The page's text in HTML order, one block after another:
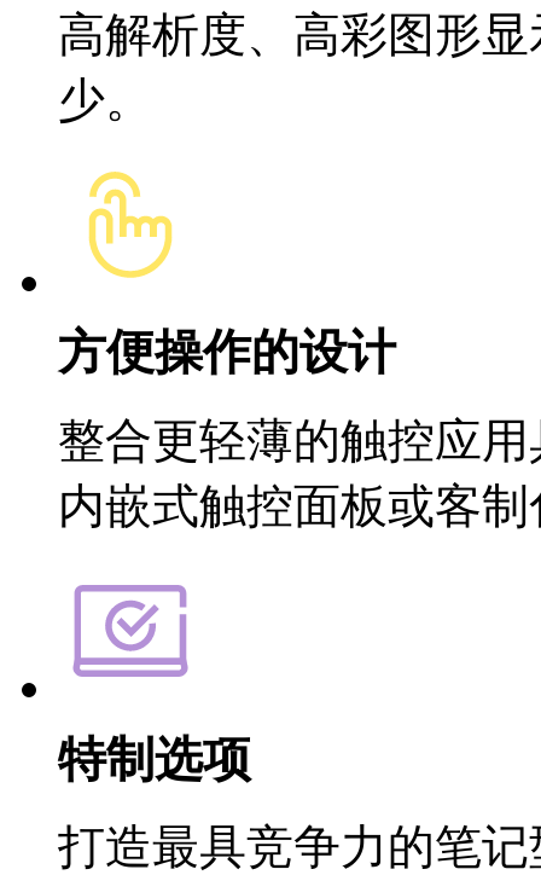
高解析度、高彩图形
少。
方便操作的设计
整合更轻薄的触控应
内嵌式触控面板或客
特制选项
打造最具竞争力的笔